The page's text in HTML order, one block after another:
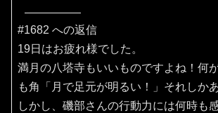
#1682 への返信
19日はお疲れ様でした。
満月の八塔寺もいいものですよね！何
も角「月で足元が明るい！」それしか
しかし、磯部さんの行動力には何時も